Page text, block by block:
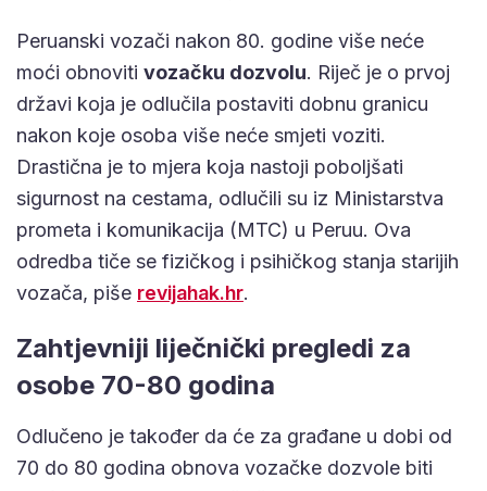
Peruanski vozači nakon 80. godine više neće
moći obnoviti vozačku dozvolu. Riječ je o prvoj
državi koja je odlučila postaviti dobnu granicu
nakon koje osoba više neće smjeti voziti.
Drastična je to mjera koja nastoji poboljšati
sigurnost na cestama, odlučili su iz Ministarstva
prometa i komunikacija (MTC) u Peruu. Ova
odredba tiče se fizičkog i psihičkog stanja starijih
vozača, piše revijahak.hr.
Zahtjevniji liječnički pregledi za
osobe 70-80 godina
Odlučeno je također da će za građane u dobi od
70 do 80 godina obnova vozačke dozvole biti